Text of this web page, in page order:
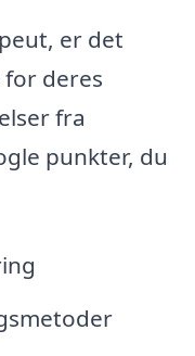
er det
deres
fra
punkter, du